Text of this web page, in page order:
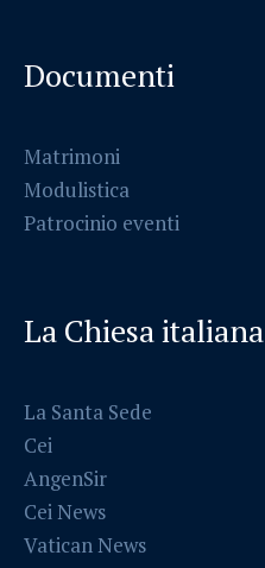
Documenti
Matrimoni
Modulistica
Patrocinio eventi
La Chiesa italiana
La Santa Sede
Cei
AngenSir
Cei News
Vatican News